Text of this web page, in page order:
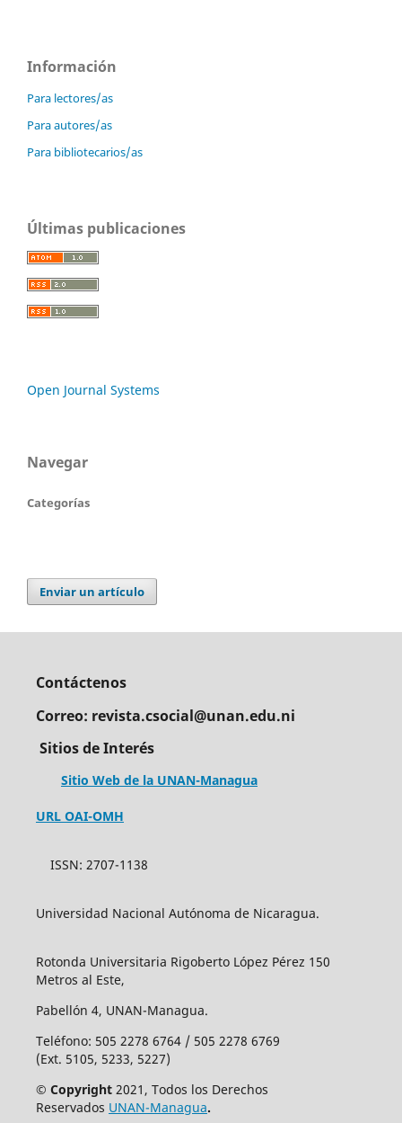
Información
Para lectores/as
Para autores/as
Para bibliotecarios/as
Últimas publicaciones
Open Journal Systems
Navegar
Categorías
Enviar un artículo
Contáctenos
Correo: revista.csocial@unan.edu.ni
Sitios de Interés
Sitio Web de la UNAN-Managua
URL OAI-OMH
ISSN: 2707-1138
Universidad Nacional Autónoma de Nicaragua.
Rotonda Universitaria Rigoberto López Pérez 150
Metros al Este,
Pabellón 4, UNAN-Managua.
Teléfono: 505 2278 6764 / 505 2278 6769
(Ext. 5105, 5233, 5227)
© Copyright2021, Todos los Derechos
Reservados UNAN-Managua.